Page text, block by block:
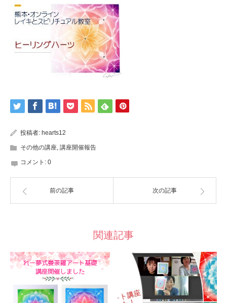
投稿者: hearts12
その他の講座, 講座開催報告
コメント: 0
前の記事 次の記事
関連記事